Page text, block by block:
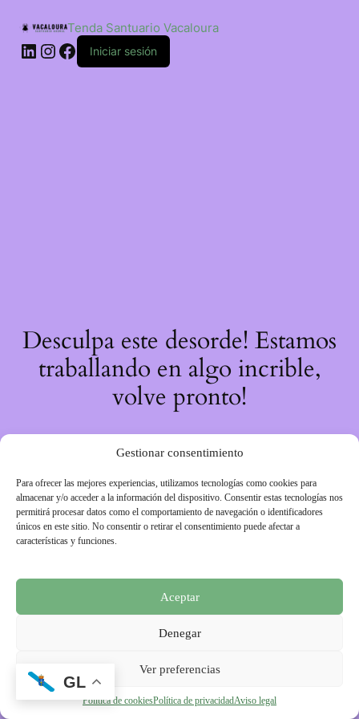
Gestionar consentimiento
Para ofrecer las mejores experiencias, utilizamos tecnologías como cookies para
almacenar y/o acceder a la información del dispositivo. Consentir estas tecnologías nos
permitirá procesar datos como el comportamiento de navegación o identificadores
únicos en este sitio. No consentir o retirar el consentimiento puede afectar a
características y funciones.
Aceptar
Denegar
Ver preferencias
Política de cookiesPolítica de privacidadAviso legal
contido
Tenda Santuario Vacaloura
LinkedIn
Instagram
Facebook
Iniciar sesión
Desculpa este desorde! Estamos
traballando en algo incrible,
volve pronto!
GL